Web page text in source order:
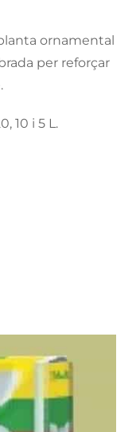
ornamental
per reforçar
10 i 5 L.